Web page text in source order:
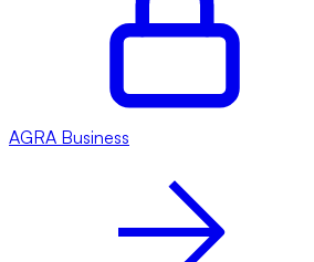
AGRA Business